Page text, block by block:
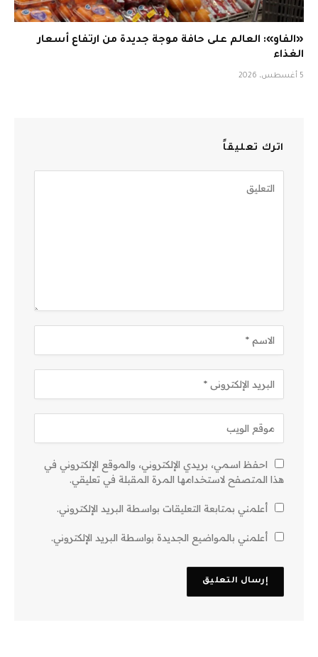
«الفاو»: العالم على حافة موجة جديدة من ارتفاع أسعار
الغذاء
5 أغسطس، 2026
اترك تعليقاً
احفظ اسمي، بريدي الإلكتروني، والموقع الإلكتروني في
هذا المتصفح لاستخدامها المرة المقبلة في تعليقي.
أعلمني بمتابعة التعليقات بواسطة البريد الإلكتروني.
أعلمني بالمواضيع الجديدة بواسطة البريد الإلكتروني.